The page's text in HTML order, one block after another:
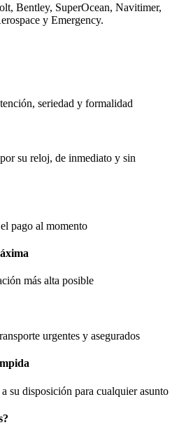
Bentley, SuperOcean, Navitimer,
y Emergency.
seriedad y formalidad​
su reloj, de inmediato y sin
pago al momento
más alta posible
urgentes y asegurados
su disposición para cualquier asunto